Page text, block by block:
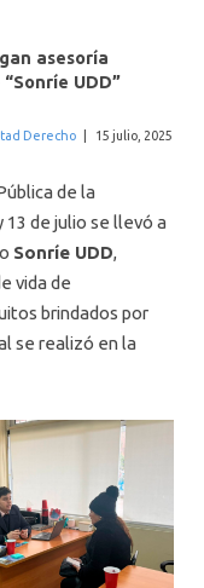
asesoría
UDD”
Derecho 15 julio, 2025
de la
13 de julio se llevó a
Sonríe UDD,
vida de
brindados por
se realizó en la